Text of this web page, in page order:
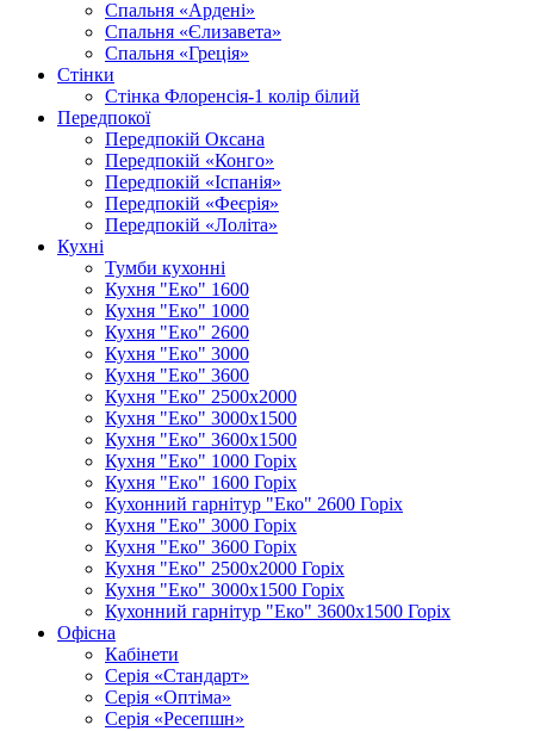
Спальня «Ардені»
Спальня «Єлизавета»
Спальня «Греція»
Стінки
Стінка Флоренсія-1 колір білий
Передпокої
Передпокій Оксана
Передпокій «Конго»
Передпокій «Іспанія»
Передпокій «Феєрія»
Передпокій «Лоліта»
Кухні
Тумби кухонні
Кухня "Еко" 1600
Кухня "Еко" 1000
Кухня "Еко" 2600
Кухня "Еко" 3000
Кухня "Еко" 3600
Кухня "Еко" 2500х2000
Кухня "Еко" 3000х1500
Кухня "Еко" 3600х1500
Кухня "Еко" 1000 Горіх
Кухня "Еко" 1600 Горіх
Кухонний гарнітур "Еко" 2600 Горіх
Кухня "Еко" 3000 Горіх
Кухня "Еко" 3600 Горіх
Кухня "Еко" 2500х2000 Горіх
Кухня "Еко" 3000х1500 Горіх
Кухонний гарнітур "Еко" 3600х1500 Горіх
Офісна
Кабінети
Серія «Стандарт»
Серія «Оптіма»
Серія «Ресепшн»